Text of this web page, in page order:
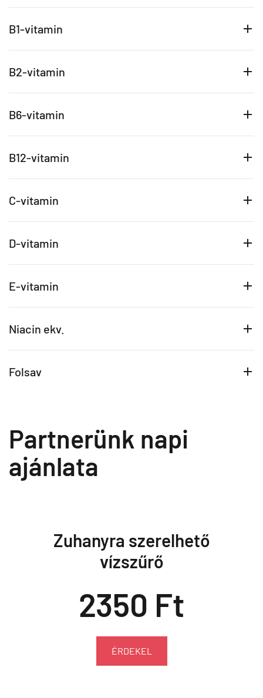
B1-vitamin
B2-vitamin
B6-vitamin
B12-vitamin
C-vitamin
D-vitamin
E-vitamin
Niacin ekv.
Folsav
Partnerünk napi
ajánlata
Zuhanyra szerelhető
vízszűrő
2350 Ft
ÉRDEKEL